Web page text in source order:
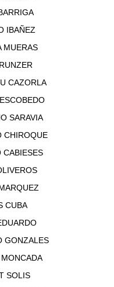
IBAÑEZ
MUERAS
CAZORLA
SARAVIA
CHIROQUE
CABIESES
CUBA
GONZALES
SOLIS